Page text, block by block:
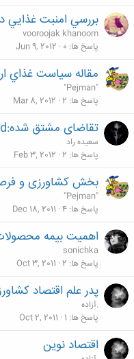
بررسي امنبت غذايي
vooroojak khanoom
پاسخ ها 0
Jun 9, 2012
مقاله سياست غذاي
"Pejman"
پاسخ ها 2
Mar 8, 2012
تقاضای مشتق شده:derived demand
سعیده راد
پاسخ ها 2
Feb 3, 2012
بخش کشاورزی و
"Pejman"
پاسخ ها 4
Dec 18, 2011
اهمیت بیمه
sonichka
پاسخ ها 2
Oct 3, 2011
پدر علم اقتصاد
.آزاده
پاسخ ها 1
Oct 2, 2011
اقتصاد نوین